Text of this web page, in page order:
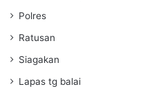
Polres
Ratusan
Siagakan
Lapas tg balai